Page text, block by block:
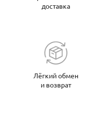
доставка
Лёгкий обмен
и возврат